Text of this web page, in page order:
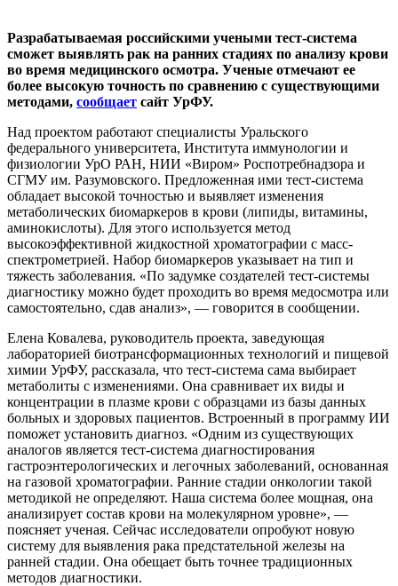
Разрабатываемая российскими учеными тест-система
сможет выявлять рак на ранних стадиях по анализу крови
во время медицинского осмотра. Ученые отмечают ее
более высокую точность по сравнению с существующими
методами, сообщает сайт УрФУ.
Над проектом работают специалисты Уральского
федерального университета, Института иммунологии и
физиологии УрО РАН, НИИ «Виром» Роспотребнадзора и
СГМУ им. Разумовского. Предложенная ими тест-система
обладает высокой точностью и выявляет изменения
метаболических биомаркеров в крови (липиды, витамины,
аминокислоты). Для этого используется метод
высокоэффективной жидкостной хроматографии с масс-
спектрометрией. Набор биомаркеров указывает на тип и
тяжесть заболевания. «По задумке создателей тест-системы
диагностику можно будет проходить во время медосмотра или
самостоятельно, сдав анализ», — говорится в сообщении.
Елена Ковалева, руководитель проекта, заведующая
лабораторией биотрансформационных технологий и пищевой
химии УрФУ, рассказала, что тест-система сама выбирает
метаболиты с изменениями. Она сравнивает их виды и
концентрации в плазме крови с образцами из базы данных
больных и здоровых пациентов. Встроенный в программу ИИ
поможет установить диагноз. «Одним из существующих
аналогов является тест-система диагностирования
гастроэнтерологических и легочных заболеваний, основанная
на газовой хроматографии. Ранние стадии онкологии такой
методикой не определяют. Наша система более мощная, она
анализирует состав крови на молекулярном уровне», —
поясняет ученая. Сейчас исследователи опробуют новую
систему для выявления рака предстательной железы на
ранней стадии. Она обещает быть точнее традиционных
методов диагностики.